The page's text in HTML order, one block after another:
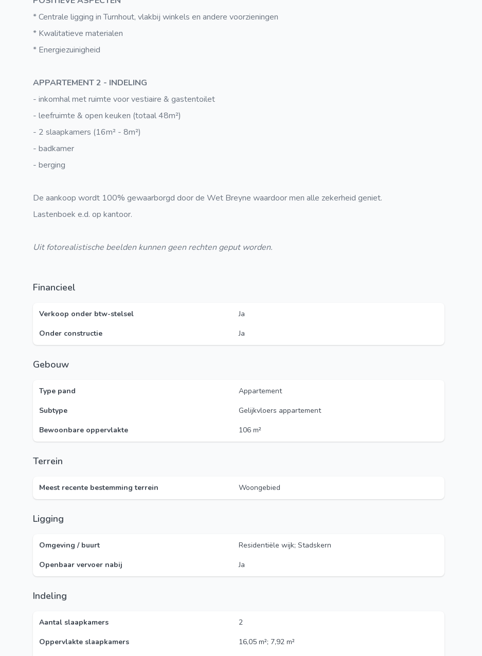
* Centrale ligging in Turnhout, vlakbij winkels en andere voorzieningen
* Kwalitatieve materialen
* Energiezuinigheid
APPARTEMENT 2 - INDELING
- inkomhal met ruimte voor vestiaire & gastentoilet
- leefruimte & open keuken (totaal 48m²)
- 2 slaapkamers (16m² - 8m²)
- badkamer
- berging
De aankoop wordt 100% gewaarborgd door de Wet Breyne waardoor men alle zekerheid geniet.
Lastenboek e.d. op kantoor.
Uit fotorealistische beelden kunnen geen rechten geput worden.
Financieel
Verkoop onder btw-stelsel
Ja
Onder constructie
Ja
Gebouw
Type pand
Appartement
Subtype
Gelijkvloers appartement
Bewoonbare oppervlakte
106 m²
Terrein
Meest recente bestemming terrein Woongebied
Ligging
Omgeving / buurt
Residentiële wijk; Stadskern
Openbaar vervoer nabij
Ja
Indeling
Aantal slaapkamers
2
Oppervlakte slaapkamers
16,05 m²; 7,92 m²